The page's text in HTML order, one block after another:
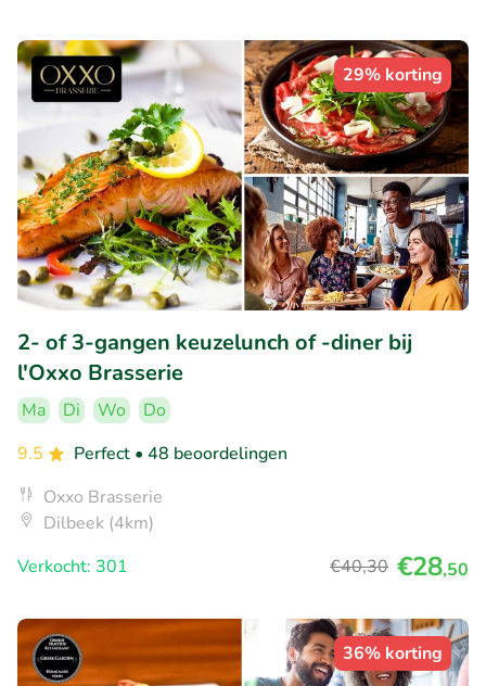
29% korting
2- of 3-gangen keuzelunch of -diner bij
l'Oxxo Brasserie
Ma Di Wo
Do
9.5
Perfect • 48 beoordelingen
Oxxo Brasserie
Dilbeek (4km)
Verkocht: 301
€40,30 €28,50
36% korting